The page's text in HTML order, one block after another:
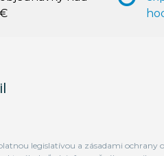
legislatívou a zásadami